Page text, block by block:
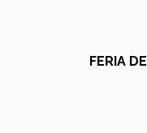
FERIA